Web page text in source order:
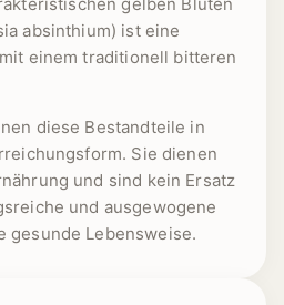
absinthium) ist eine
einem traditionell bitteren
diese Bestandteile in
Sie dienen
und sind kein Ersatz
und ausgewogene
gesunde Lebensweise.